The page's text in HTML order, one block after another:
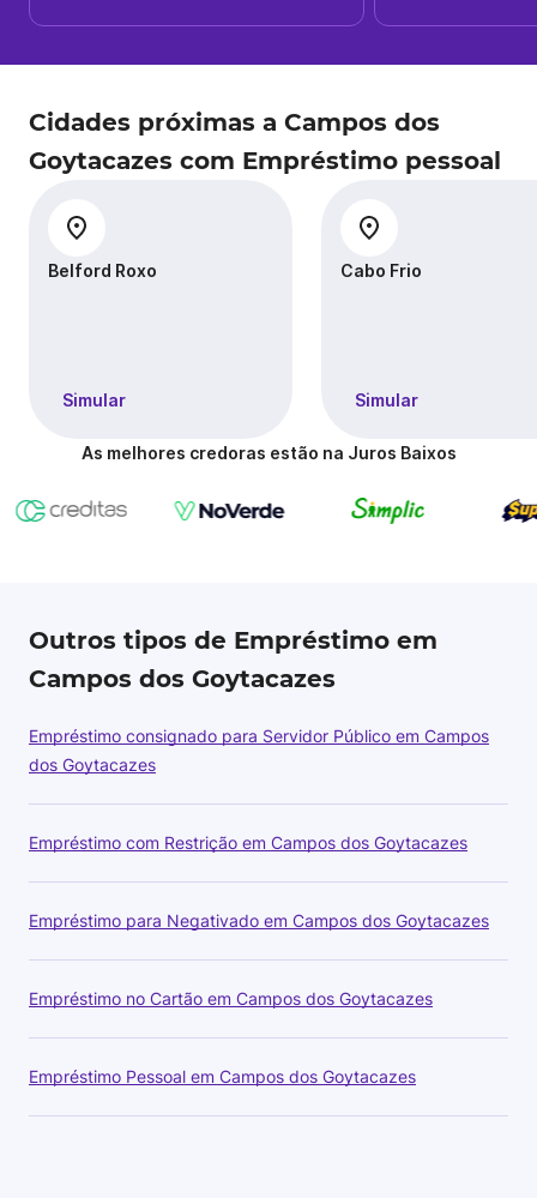
Cidades próximas a Campos dos
Goytacazes com Empréstimo pessoal
Belford Roxo
Simular
Cabo Frio
Simular
As melhores credoras estão na Juros Baixos
Outros tipos de Empréstimo em
Campos dos Goytacazes
Empréstimo consignado para Servidor Público em Campos
dos Goytacazes
Empréstimo com Restrição em Campos dos Goytacazes
Empréstimo para Negativado em Campos dos Goytacazes
Empréstimo no Cartão em Campos dos Goytacazes
Empréstimo Pessoal em Campos dos Goytacazes